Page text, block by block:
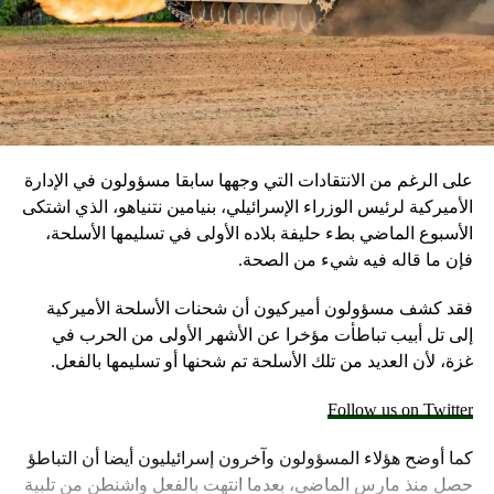
على الرغم من الانتقادات التي وجهها سابقا مسؤولون في الإدارة
الأميركية لرئيس الوزراء الإسرائيلي، بنيامين نتنياهو، الذي اشتكى
الأسبوع الماضي بطء حليفة بلاده الأولى في تسليمها الأسلحة،
فإن ما قاله فيه شيء من الصحة.
فقد كشف مسؤولون أميركيون أن شحنات الأسلحة الأميركية
إلى تل أبيب تباطأت مؤخرا عن الأشهر الأولى من الحرب في
غزة، لأن العديد من تلك الأسلحة تم شحنها أو تسليمها بالفعل.
Follow us on Twitter
كما أوضح هؤلاء المسؤولون وآخرون إسرائيليون أيضا أن التباطؤ
حصل منذ مارس الماضي، بعدما انتهت بالفعل واشنطن من تلبية